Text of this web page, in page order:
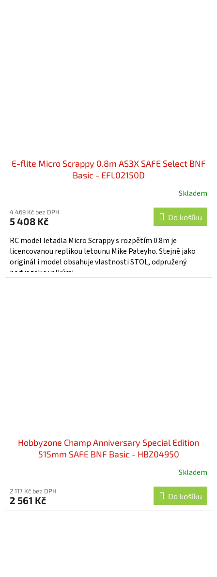
E-flite Micro Scrappy 0.8m AS3X SAFE Select BNF
Basic - EFL02150D
Skladem
4 469 Kč bez DPH
5 408 Kč Do košíku
RC model letadla Micro Scrappy s rozpětím 0.8m je
licencovanou replikou letounu Mike Pateyho. Stejně jako
originál i model obsahuje vlastnosti STOL, odpružený
podvozek s velkými...
Hobbyzone Champ Anniversary Special Edition
515mm SAFE BNF Basic - HBZ04950
Skladem
2 117 Kč bez DPH
2 561 Kč Do košíku